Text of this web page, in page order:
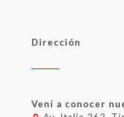
Dirección
Vení a conocer